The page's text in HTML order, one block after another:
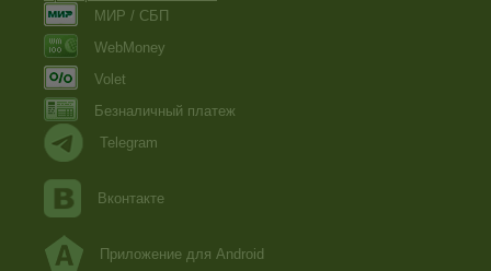
МИР / СБП
WebMoney
Volet
Безналичный платеж
Telegram
Вконтакте
Приложение для Android